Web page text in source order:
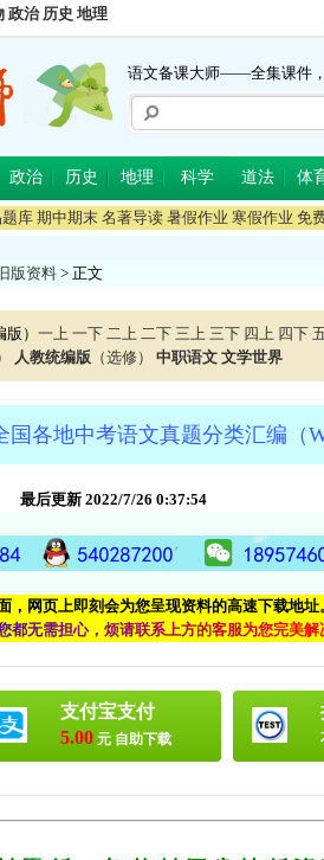
政治 历史 地理
语文备课大师——全集课件
政治 历史 地理 科学 道法 体
库 期中期末 名著导读 暑假作业 寒假作业 免
旧版资料 > 正文
版） 一上 一下 二上 二下 三上 三下 四上 四下
人教统编版 （选修） 中职语文 文学世界
国各地中考语文真题分类汇编（
最后更新 2022/7/26 0:37:54
，网页上即刻会为您呈现资料的高速下载地址
都无需担心， 烦请联系上方的客服为您完美解
支付宝支付
5.00 元 自助下载